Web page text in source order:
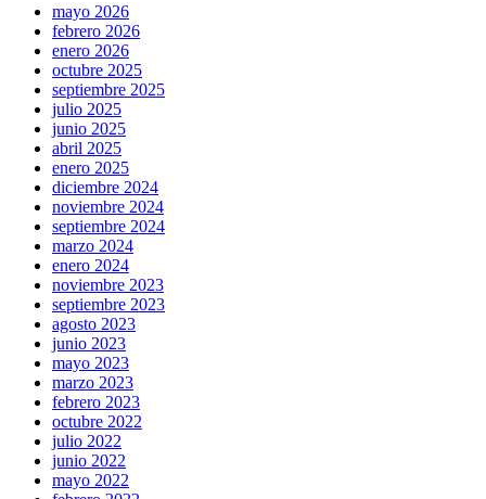
mayo 2026
febrero 2026
enero 2026
octubre 2025
septiembre 2025
julio 2025
junio 2025
abril 2025
enero 2025
diciembre 2024
noviembre 2024
septiembre 2024
marzo 2024
enero 2024
noviembre 2023
septiembre 2023
agosto 2023
junio 2023
mayo 2023
marzo 2023
febrero 2023
octubre 2022
julio 2022
junio 2022
mayo 2022